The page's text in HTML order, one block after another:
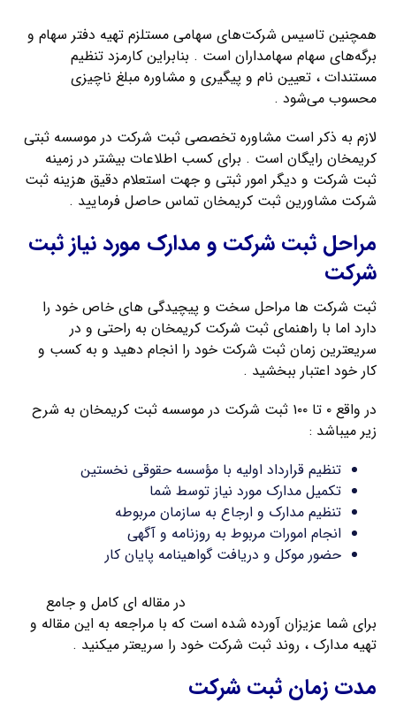
همچنین تاسیس شرکت‌های سهامی مستلزم تهیه دفتر سهام و
برگه‌های سهام سهامداران است . بنابراین کارمزد تنظیم
مستندات ، تعیین نام و پیگیری و مشاوره مبلغ ناچیزی
محسوب می‌شود .
لازم به ذکر است مشاوره تخصصی ثبت شرکت در موسسه ثبتی
کریمخان رایگان است . برای کسب اطلاعات بیشتر در زمینه
ثبت شرکت و دیگر امور ثبتی و جهت استعلام دقیق هزینه ثبت
شرکت مشاورین ثبت کریمخان تماس حاصل فرمایید .
مراحل ثبت شرکت و مدارک مورد نیاز ثبت
شرکت
ثبت شرکت ها مراحل سخت و پیچیدگی های خاص خود را
دارد اما با راهنمای ثبت شرکت کریمخان به راحتی و در
سریعترین زمان ثبت شرکت خود را انجام دهید و به کسب و
کار خود اعتبار ببخشید .
در واقع ۰ تا ۱۰۰ ثبت شرکت در موسسه ثبت کریمخان به شرح
زیر میباشد :
تنظیم قرارداد اولیه با مؤسسه حقوقی نخستین
تکمیل مدارک مورد نیاز توسط شما
تنظیم مدارک و ارجاع به سازمان مربوطه
انجام امورات مربوط به روزنامه و آگهی
حضور موکل و دریافت گواهینامه پایان کار
در مقاله ای کامل و جامع
برای شما عزیزان آورده شده است که با مراجعه به این مقاله و
تهیه مدارک ، روند ثبت شرکت خود را سریعتر میکنید .
مدت زمان ثبت شرکت